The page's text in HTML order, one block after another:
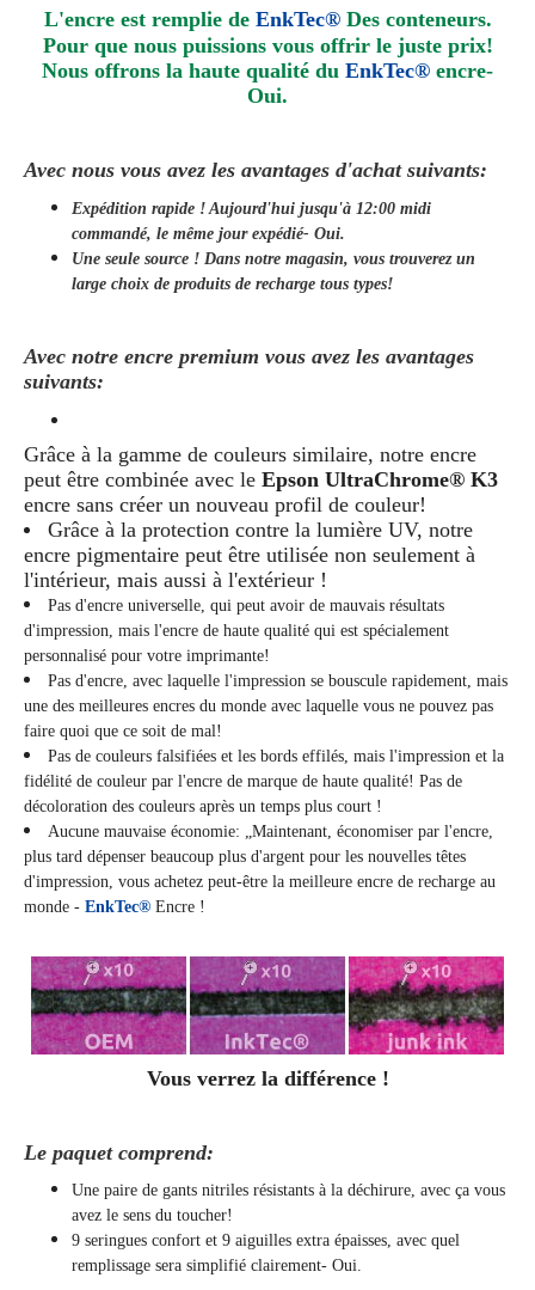
L'encre est remplie de EnkTec® Des conteneurs.
Pour que nous puissions vous offrir le juste prix!
Nous offrons la haute qualité du EnkTec® encre-
Oui.
Avec nous vous avez les avantages d'achat suivants:
Expédition rapide ! Aujourd'hui jusqu'à 12:00 midi
commandé, le même jourexpédié- Oui.
Une seule source ! Dans notre magasin, vous trouverez un
large choix de produits de recharge tous types!
Avec notre encre premium vous avez les avantages
suivants:
Grâce à la gamme de couleurs similaire, notre encre
peut être combinée avec le Epson UltraChrome® K3
encre sans créer un nouveau profil de couleur!
Grâce à la protection contre la lumière UV, notre
encre pigmentaire peut être utilisée non seulement à
l'intérieur, mais aussi à l'extérieur !
Pas d'encre universelle, qui peut avoir de mauvais résultats
d'impression, mais l'encre de haute qualité qui est spécialement
personnalisé pour votre imprimante!
Pas d'encre, avec laquelle l'impression se bouscule rapidement, mais
une des meilleures encres du monde avec laquelle vous ne pouvez pas
faire quoi que ce soit de mal!
Pas de couleurs falsifiées et les bords effilés, mais l'impression et la
fidélité de couleur par l'encre de marque de haute qualité! Pas de
décoloration des couleurs après un temps plus court !
Aucune mauvaise économie: „Maintenant, économiser par l'encre,
plus tard dépenser beaucoup plus d'argent pour les nouvelles têtes
d'impression, vous achetez peut-être la meilleure encre de recharge au
monde - EnkTec® Encre !
Vous verrez la différence !
Le paquet comprend:
Une paire de gants nitriles résistants à la déchirure, avec ça vous
avez le sens du toucher!
9 seringues confort et 9 aiguilles extra épaisses, avec quel
remplissage sera simplifié clairement- Oui.